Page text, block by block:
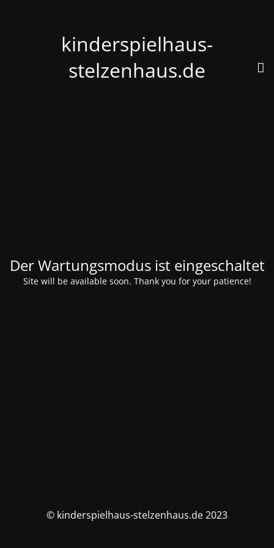
kinderspielhaus-
stelzenhaus.de
Der Wartungsmodus ist eingeschaltet
Site will be available soon. Thank you for your patience!
© kinderspielhaus-stelzenhaus.de 2023